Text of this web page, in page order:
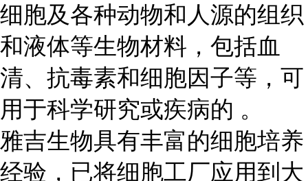
细胞及各种动物和人源的组织
和液体等生物材料，包括血
清、抗毒素和细胞因子等，可
用于科学研究或疾病的 。
雅吉生物具有丰富的细胞培养
经验，已将细胞工厂应用到大